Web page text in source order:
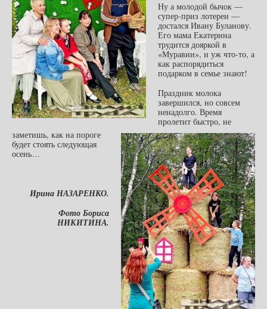
Ну а молодой бычок —
супер-приз лотереи —
достался Ивану Буланову.
Его мама Екатерина
трудится дояркой в
«Муравии», и уж что-то, а
как распорядиться
подарком в семье знают!
Праздник молока
завершился, но совсем
ненадолго. Время
пролетит быстро, не
заметишь, как на пороге
будет стоять следующая
осень…
Ирина НАЗАРЕНКО.
Фото Бориса
НИКИТИНА.